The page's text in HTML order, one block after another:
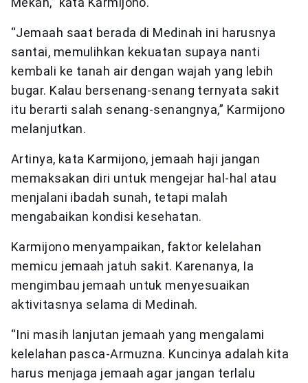
“Jemaah saat berada di Medinah ini harusnya
santai, memulihkan kekuatan supaya nanti
kembali ke tanah air dengan wajah yang lebih
bugar. Kalau bersenang-senang ternyata sakit
itu berarti salah senang-senangnya,” Karmijono
melanjutkan.
Artinya, kata Karmijono, jemaah haji jangan
memaksakan diri untuk mengejar hal-hal atau
menjalani ibadah sunah, tetapi malah
mengabaikan kondisi kesehatan.
Karmijono menyampaikan, faktor kelelahan
memicu jemaah jatuh sakit. Karenanya, Ia
mengimbau jemaah untuk menyesuaikan
aktivitasnya selama di Medinah.
“Ini masih lanjutan jemaah yang mengalami
kelelahan pasca-Armuzna. Kuncinya adalah kita
harus menjaga jemaah agar jangan terlalu